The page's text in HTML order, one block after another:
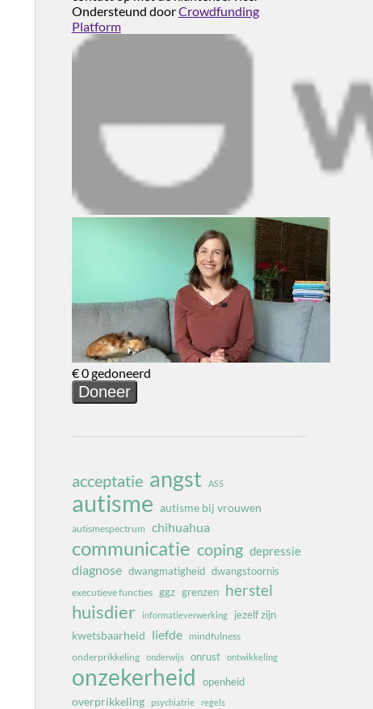
acceptatie angst ASS
autisme autisme bij vrouwen
autismespectrum chihuahua
communicatie coping depressie
diagnose dwangmatigheid dwangstoornis
executieve functies ggz grenzen herstel
huisdier informatieverwerking jezelf zijn
kwetsbaarheid liefde
mindfulness
onderprikkeling
onderwijs onrust ontwikkeling
onzekerheid openheid
overprikkeling psychiatrie regels